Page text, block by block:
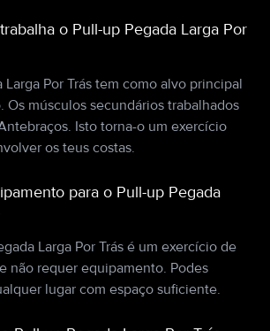
o Pull-up Pegada Larga Por
Larga Por Trás tem como alvo principal
Os músculos secundários trabalhados
Isto torna-o um exercício
os teus costas.
para o Pull-up Pegada
Larga Por Trás é um exercício de
não requer equipamento. Podes
lugar com espaço suficiente.